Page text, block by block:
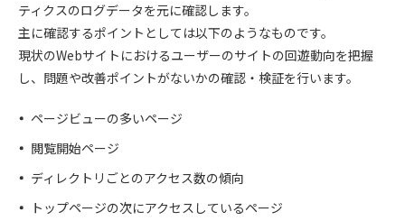
ティクスのログデータを元に確認します。
主に確認するポイントとしては以下のようなものです。
現状のWebサイトにおけるユーザーのサイトの回遊動向を把握
し、問題や改善ポイントがないかの確認・検証を行います。
ページビューの多いページ
閲覧開始ページ
ディレクトリごとのアクセス数の傾向
トップページの次にアクセスしているページ